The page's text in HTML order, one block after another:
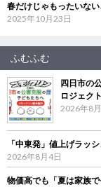
春だけじゃもったいな
2025年10月23日
ふむふむ
四日市の
ロジェク
2026年8
「中東発」値上げラッ
2026年8月4日
物価高でも「夏は家族